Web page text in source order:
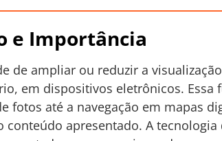
e Importância
de ampliar ou reduzir a
em dispositivos eletrônicos. Essa
fotos até a navegação em mapas
apresentado. A tecnologia